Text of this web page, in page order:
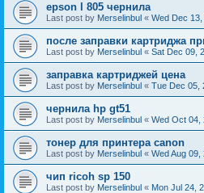
epson l 805 чернила
Last post by Merselinbul « Wed Dec
после заправки картриджа
Last post by Merselinbul « Sat Dec 09,
заправка картриджей цена
Last post by Merselinbul « Tue Dec 05,
чернила hp gt51
Last post by Merselinbul « Wed Oct 04,
тонер для принтера canon
Last post by Merselinbul « Wed Aug 09,
чип ricoh sp 150
Last post by Merselinbul « Mon Jul 24,